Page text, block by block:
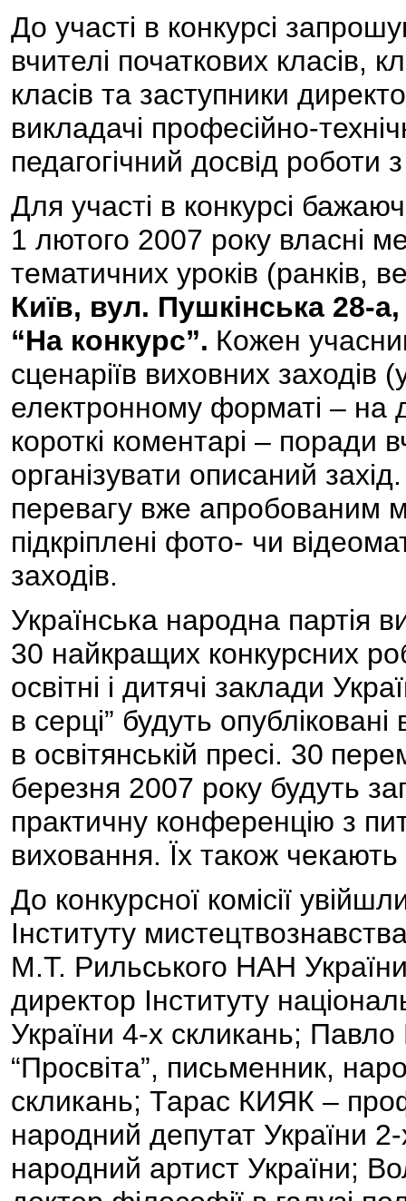
До участі в конкурсі
вчителі початкових класів,
класів та заступники
викладачі професійно-
педагогічний досвід роботи
Для участі в конкурсі
1 лютого 2007 року власні
тематичних уроків (ранків,
Київ, вул. Пушкінська 28-
“На конкурс”. Кожен
сценаріїв виховних заходів
електронному форматі – на
короткі коментарі –
організувати описаний
перевагу вже апробованим
підкріплені фото- чи
заходів.
Українська народна партія
30 найкращих конкурсних
освітні і дитячі заклади
в серці” будуть
в освітянській пресі. 30
березня 2007 року будуть
практичну конференцію з
виховання. Їх також
До конкурсної комісії
Інституту
М.Т. Риль­ського НАН
директор Інституту
України 4-х скликань;
“Просвіта”, письменник,
скликань; Тарас КИЯК –
народний депутат України
народний артист